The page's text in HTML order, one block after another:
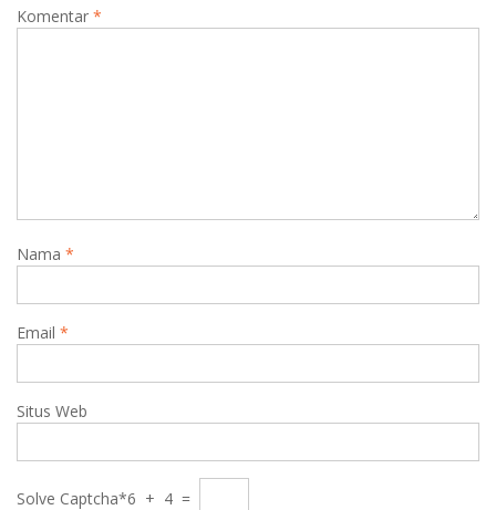
Komentar *
Nama *
Email *
Situs Web
Solve Captcha*6 + 4 =